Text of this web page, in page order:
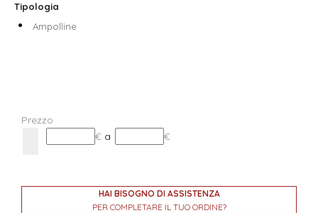
Tipologia
Ampolline
Prezzo
€ a €
HAI BISOGNO DI ASSISTENZA
PER COMPLETARE IL TUO ORDINE?